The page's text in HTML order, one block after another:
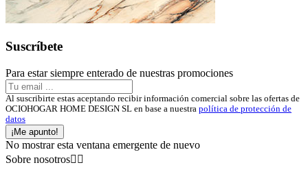
Suscríbete
Para estar siempre enterado de nuestras promociones
Al suscribirte estas aceptando recibir información comercial sobre las ofertas de
OCIOHOGAR HOME DESIGN SL en base a nuestra política de protección de
datos
¡Me apunto!
No mostrar esta ventana emergente de nuevo
Sobre nosotros 